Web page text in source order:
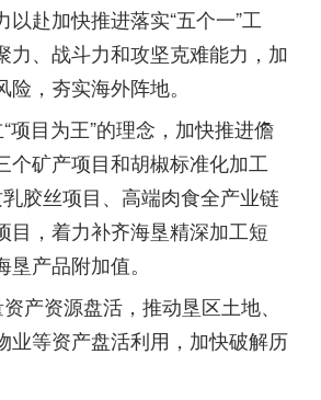
赴加快推进落实“五个一”工
力、战斗力和攻坚克难能力，加
，夯实海外阵地。
目为王”的理念，加快推进儋
个矿产项目和胡椒标准化加工
胶丝项目、高端肉食全产业链
目，着力补齐海垦精深加工短
产品附加值。
资源盘活，推动垦区土地、
业等资产盘活利用，加快破解历